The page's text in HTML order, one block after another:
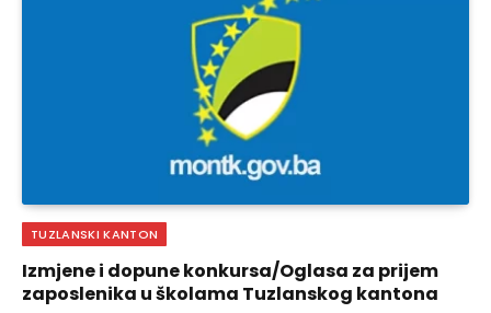
TUZLANSKI KANTON
Izmjene i dopune konkursa/Oglasa za prijem
zaposlenika u školama Tuzlanskog kantona